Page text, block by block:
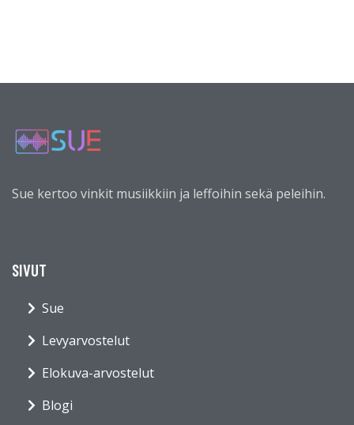
Sue kertoo vinkit musiikkiin ja leffoihin sekä peleihin.
SIVUT
Sue
Levyarvostelut
Elokuva-arvostelut
Blogi